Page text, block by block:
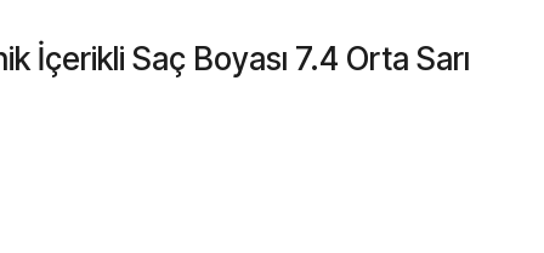
Bebek Bezleri
Diğer
İçerikli Saç Boyası 7.4 Orta Sarı